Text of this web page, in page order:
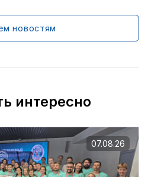
новостям
интересно
07.08.26